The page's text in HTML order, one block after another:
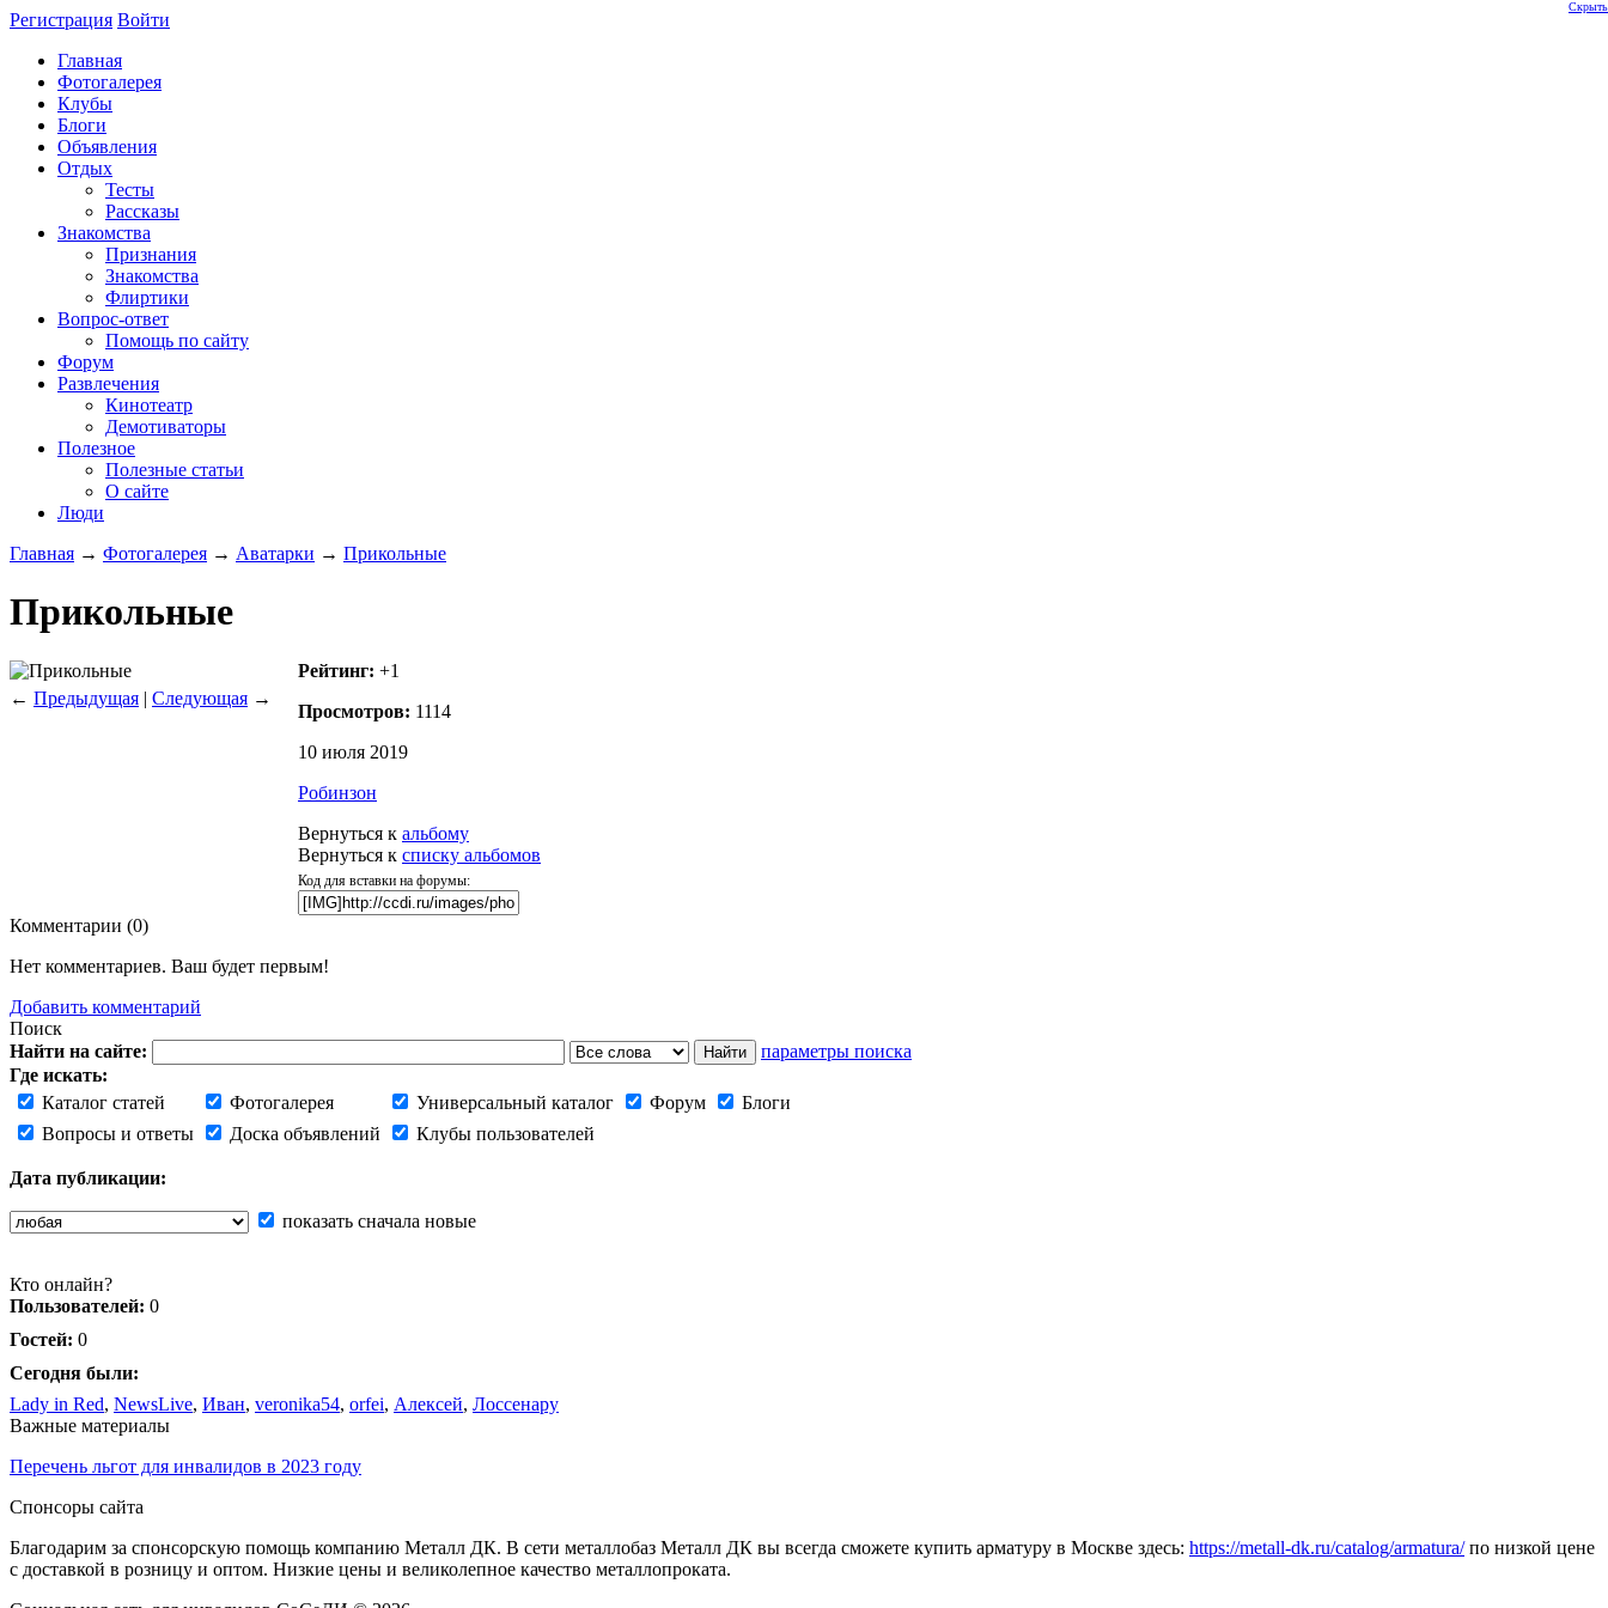
Регистрация Войти
Главная
Фотогалерея
Клубы
Блоги
Объявления
Отдых
Тесты
Рассказы
Знакомства
Признания
Знакомства
Флиртики
Вопрос-ответ
Помощь по сайту
Форум
Развлечения
Кинотеатр
Демотиваторы
Полезное
Полезные статьи
О сайте
Люди
Главная → Фотогалерея → Аватарки → Прикольные
Прикольные
← Предыдущая | Следующая →
Рейтинг: +1
Просмотров: 1114
10 июля 2019
Робинзон
Вернуться к альбому
Вернуться к списку альбомов
Код для вставки на форумы:
Комментарии (0)
Нет комментариев. Ваш будет первым!
Добавить комментарий
Поиск
Найти на сайте:
параметры поиска
Где искать:
Каталог статей
Фотогалерея Универсальный каталог Форум
Блоги
Вопросы и ответы
Доска объявлений Клубы пользователей
Дата публикации:
показать сначала новые
Скрыть
Кто онлайн?
Пользователей: 0
Гостей: 0
Сегодня были:
Lady in Red, NewsLive, Иван, veronika54, orfei, Алексей, Лоссенару
Важные материалы
Перечень льгот для инвалидов в 2023 году
Спонсоры сайта
Благодарим за спонсорскую помощь компанию Металл ДК. В сети металлобаз Металл ДК вы всегда сможете купить арматуру в Москве здесь: https://metall-dk.ru/catalog/armatura/по низкой цене
с доставкой в розницу и оптом. Низкие цены и великолепное качество металлопроката.